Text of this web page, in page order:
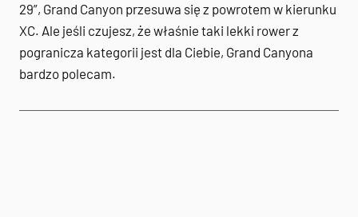
29”, Grand Canyon przesuwa się z powrotem w kierunku
XC. Ale jeśli czujesz, że właśnie taki lekki rower z
pogranicza kategorii jest dla Ciebie, Grand Canyona
bardzo polecam.